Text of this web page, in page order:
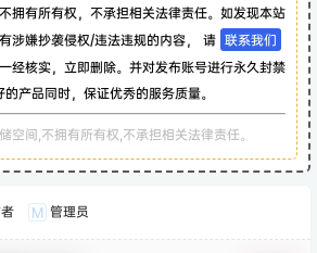
不拥有所有权，不承担相关法律责任。如发现本站
有涉嫌抄袭侵权/违法违规的内容， 请 联系我们
一经核实，立即删除。并对发布账号进行永久封禁
产品同时，保证优秀的服务质量。
空间,不拥有所有权,不承担相关法律责任。
M 管理员